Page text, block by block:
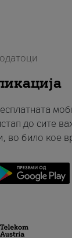
до сите
во било кое